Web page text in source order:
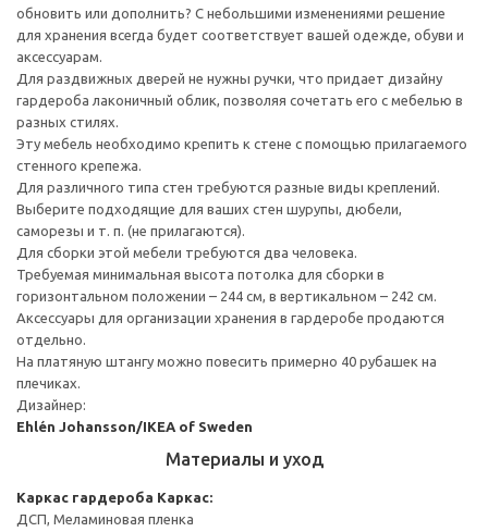
обновить или дополнить? С небольшими изменениями решение
для хранения всегда будет соответствует вашей одежде, обуви и
аксессуарам.
Для раздвижных дверей не нужны ручки, что придает дизайну
гардероба лаконичный облик, позволяя сочетать его с мебелью в
разных стилях.
Эту мебель необходимо крепить к стене с помощью прилагаемого
стенного крепежа.
Для различного типа стен требуются разные виды креплений.
Выберите подходящие для ваших стен шурупы, дюбели,
саморезы и т. п. (не прилагаются).
Для сборки этой мебели требуются два человека.
Требуемая минимальная высота потолка для сборки в
горизонтальном положении – 244 см, в вертикальном – 242 см.
Аксессуары для организации хранения в гардеробе продаются
отдельно.
На платяную штангу можно повесить примерно 40 рубашек на
плечиках.
Дизайнер:
Ehlén Johansson/IKEA of Sweden
Материалы и уход
Каркас гардероба Каркас:
ДСП, Меламиновая пленка